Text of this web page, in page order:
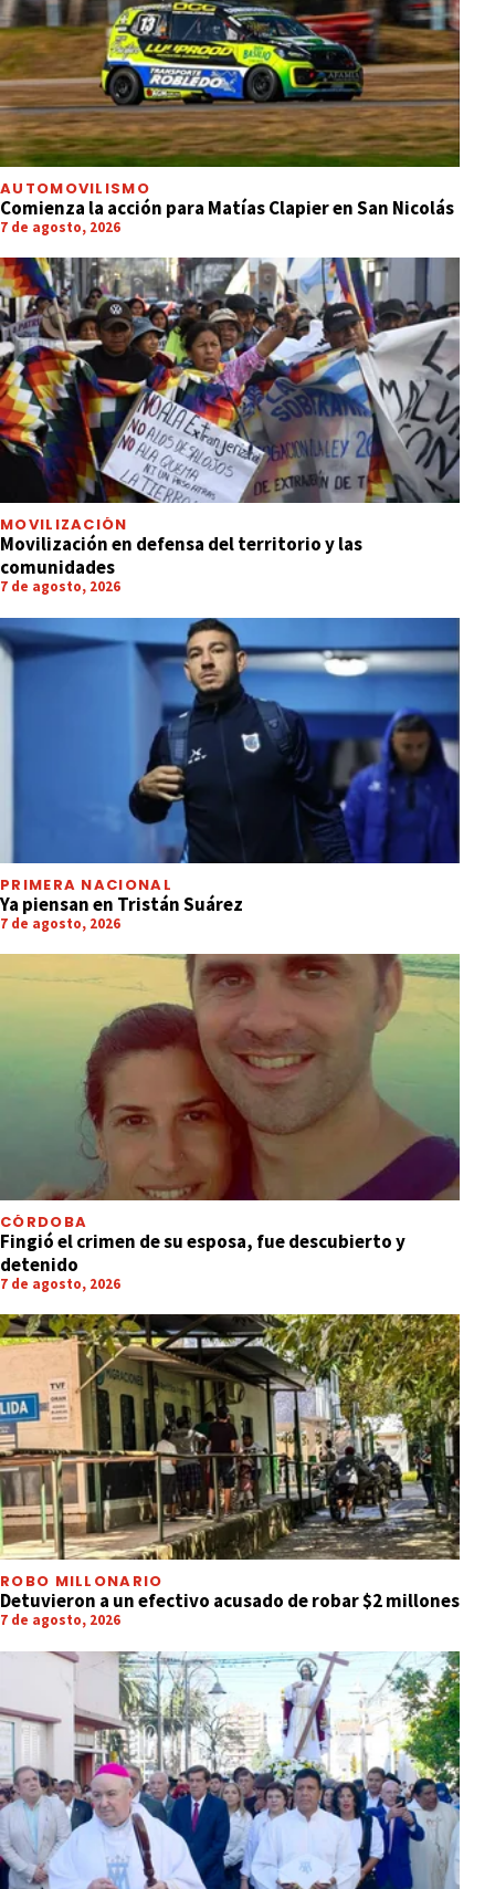
AUTOMOVILISMO
Comienza la acción para Matías Clapier en San Nicolás
7 de agosto, 2026
MOVILIZACIÓN
Movilización en defensa del territorio y las
comunidades
7 de agosto, 2026
PRIMERA NACIONAL
Ya piensan en Tristán Suárez
7 de agosto, 2026
CÓRDOBA
Fingió el crimen de su esposa, fue descubierto y
detenido
7 de agosto, 2026
ROBO MILLONARIO
Detuvieron a un efectivo acusado de robar $2 millones
7 de agosto, 2026